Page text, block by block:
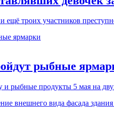
троих участников
рыбные
и рыбные продукты 5 мая на